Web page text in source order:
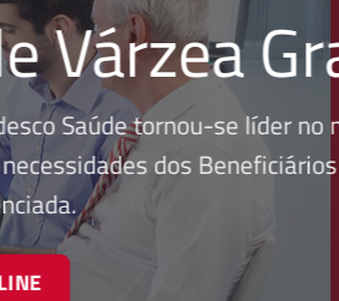
Várzea
Saúde tornou-se líder no
dos